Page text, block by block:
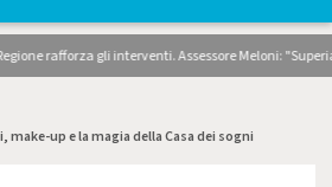
rafforza gli interventi. Assessore Meloni:
up e la magia della Casa dei sogni